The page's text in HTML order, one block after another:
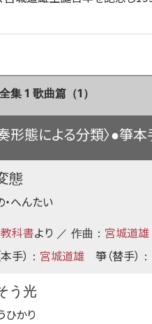
集 1 歌曲篇（1）
形態による分類〉●箏本
態
・へんたい
科書より ／ 作曲： 宮城道雄
手） ： 宮城道雄 箏（替手） ：
う光
ひかり